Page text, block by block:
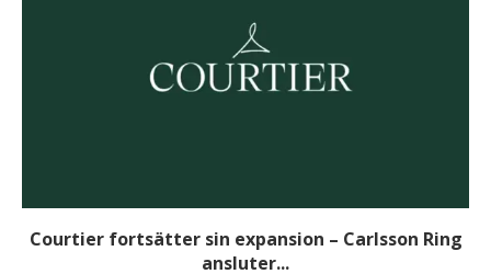
Courtier fortsätter sin expansion – Carlsson Ring
ansluter...